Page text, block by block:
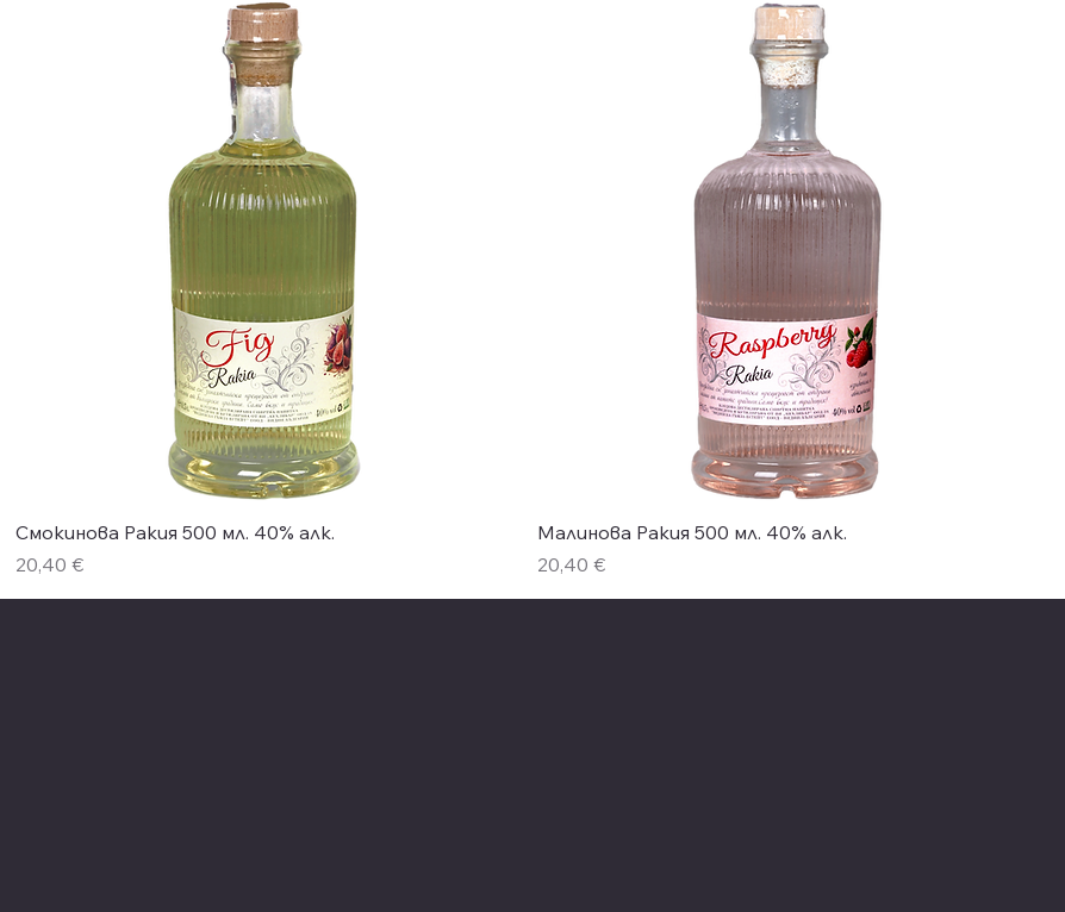
Бърз преглед
Смокинова Ракия 500 мл. 40% алк.
Цена
20,40 €
Бърз преглед
Малинова Ракия 500 мл. 40% алк.
Цена
20,40 €